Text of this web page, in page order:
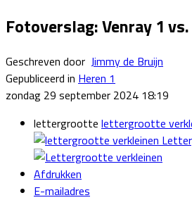
Fotoverslag: Venray 1
Geschreven door Jimmy de Bruijn
Gepubliceerd in Heren 1
zondag 29 september 2024 18:19
lettergrootte lettergrootte
Afdrukken
E-mailadres